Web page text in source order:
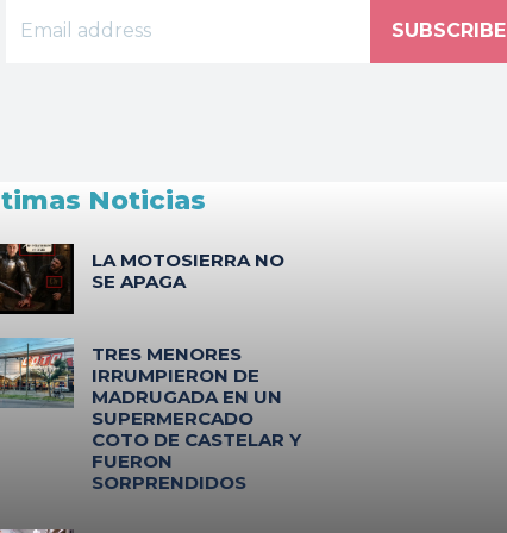
SUBSCRIBE
Noticias
LA MOTOSIERRA NO
SE APAGA
TRES MENORES
IRRUMPIERON DE
MADRUGADA EN UN
SUPERMERCADO
COTO DE CASTELAR Y
FUERON
SORPRENDIDOS